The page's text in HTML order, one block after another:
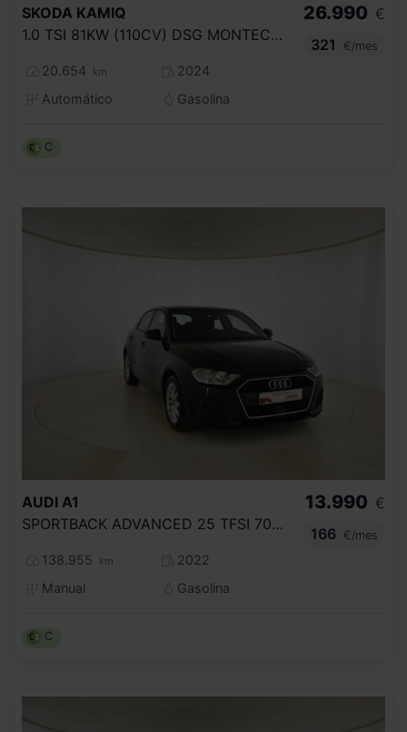
SKODA KAMIQ
1.0 TSI 81KW (110CV) DSG MONTECARLO
20.654 km
2024
Automático
Gasolina
26.990 €
321
€/mes
C
AUDI A1
SPORTBACK ADVANCED 25 TFSI 70KW (95CV)
138.955 km
2022
Manual
Gasolina
13.990 €
166
€/mes
C